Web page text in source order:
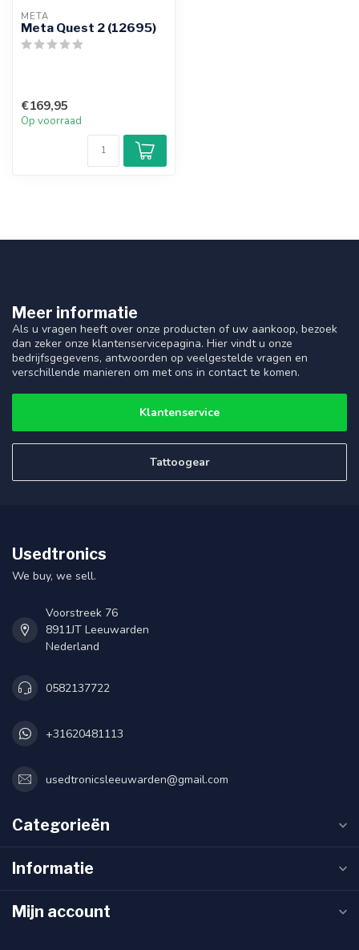
META
Meta Quest 2 (12695)
€169,95
Op voorraad
Meer informatie
Als u vragen heeft over onze producten of uw aankoop, bezoek
dan zeker onze klantenservicepagina. Hier vindt u onze
bedrijfsgegevens, antwoorden op veelgestelde vragen en
verschillende manieren om met ons in contact te komen.
Klantenservice
Tattoogear
Usedtronics
We buy, we sell.
Voorstreek 76
8911JT Leeuwarden
Nederland
0582137722
+31620481113
usedtronicsleeuwarden@gmail.com
Categorieën
Informatie
Mijn account